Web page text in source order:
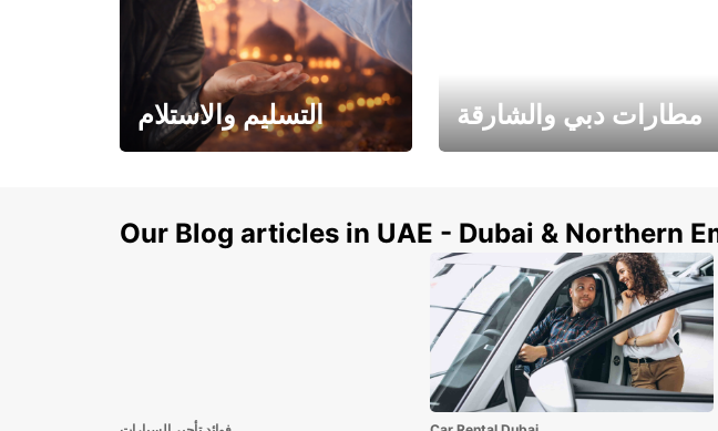
التسليم والاستلام مطارات دبي والشارقة
Our Blog articles in UAE - Dubai & Northern